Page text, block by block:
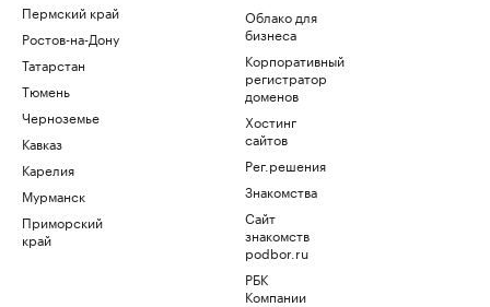
Пермский край
Ростов-на-Дону
Татарстан
Тюмень
Черноземье
Кавказ
Карелия
Мурманск
Приморский
край
Облако для
бизнеса
Корпоративный
регистратор
доменов
Хостинг
сайтов
Рег.решения
Знакомства
Сайт
знакомств
podbor.ru
РБК
Компании